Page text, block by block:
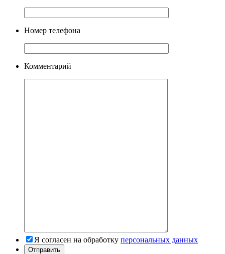
Номер телефона
Комментарий
Я согласен на обработку персональных данных